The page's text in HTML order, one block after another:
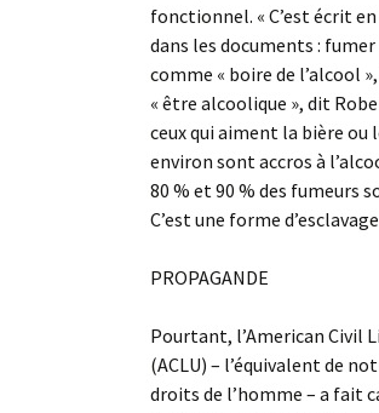
fonctionnel. « C’est écrit
dans les documents : fumer
comme « boire de l’alcool
« être alcoolique », dit
ceux qui aiment la bière ou
environ sont accros à
80 % et 90 % des fumeurs
C’est une forme
PROPAGANDE
Pourtant, l’American Civil
(ACLU) – l’équivalent de
droits de l’homme – a fait